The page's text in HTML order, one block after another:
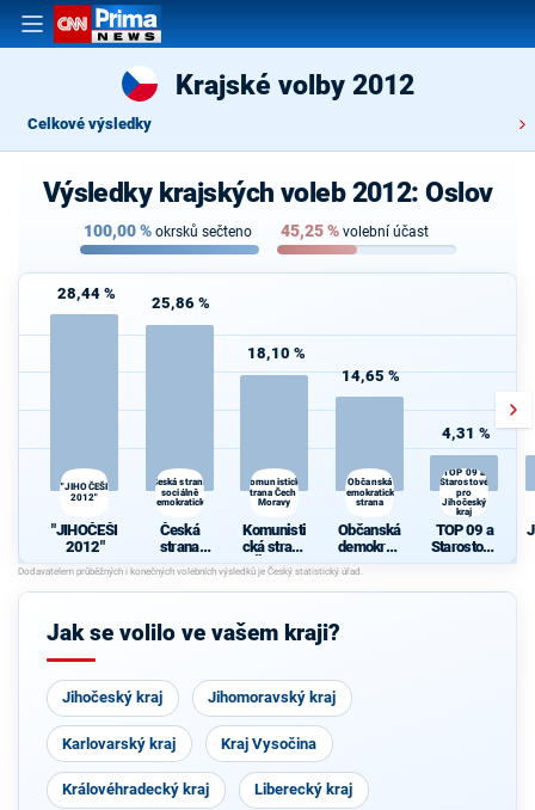
Krajské volby 2012
Celkové výsledky
Výsledky krajských voleb 2012: Oslov
100,00% okrsků sečteno 45,25% volební účast
28,44 %
"JIHOČEŠI
2012"
"JIHOČEŠI
2012"
25,86 %
Česká strana
sociálně
demokratická
Česká
strana
sociálně
demokrati
cká
18,10 %
Komunistická
strana Čech a
Moravy
Komunisti
cká strana
Čech a
Moravy
14,65 %
Občanská
demokratická
strana
Občanská
demokrati
cká strana
4,31 %
TOP 09 a
Starostové
pro
Jihočeský
kraj
TOP 09 a
Starostové
pro
kraj
Jak se volilo ve vašem kraji?
Jihočeský kraj Jihomoravský kraj
Karlovarský kraj Kraj Vysočina
Královéhradecký kraj Liberecký kraj